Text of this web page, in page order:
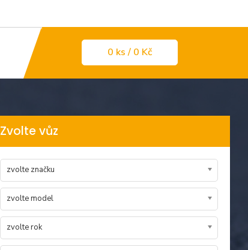
0 ks/ 0 Kč
Zvolte vůz
zvolte značku
zvolte model
zvolte rok